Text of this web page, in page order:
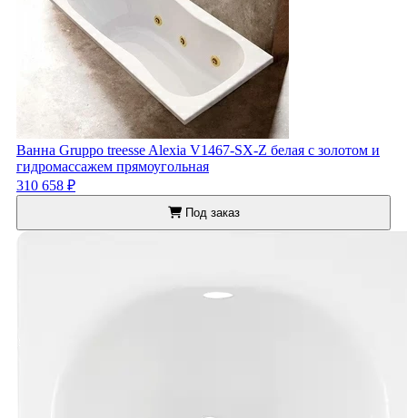
Ванна Gruppo treesse Alexia V1467-SX-Z белая с золотом и
гидромассажем прямоугольная
310 658 ₽
Под заказ